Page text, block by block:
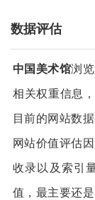
数据评估
中国美术馆浏
相关权重信息
目前的网站数
网站价值评估
收录以及索引
值，最主要还